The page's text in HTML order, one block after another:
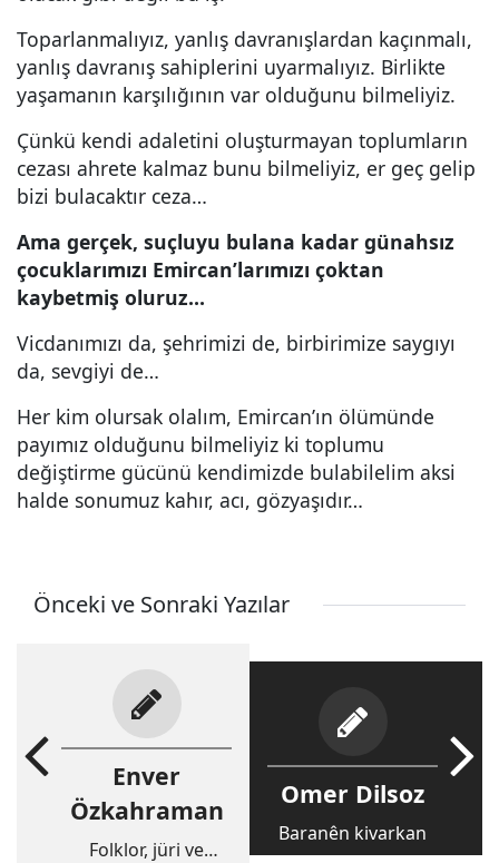
Toparlanmalıyız, yanlış davranışlardan kaçınmalı,
yanlış davranış sahiplerini uyarmalıyız. Birlikte
yaşamanın karşılığının var olduğunu bilmeliyiz.
Çünkü kendi adaletini oluşturmayan toplumların
cezası ahrete kalmaz bunu bilmeliyiz, er geç gelip
bizi bulacaktır ceza…
Ama gerçek, suçluyu bulana kadar günahsız
çocuklarımızı Emircan’larımızı çoktan
kaybetmiş oluruz…
Vicdanımızı da, şehrimizi de, birbirimize saygıyı
da, sevgiyi de…
Her kim olursak olalım, Emircan’ın ölümünde
payımız olduğunu bilmeliyiz ki toplumu
değiştirme gücünü kendimizde bulabilelim aksi
halde sonumuz kahır, acı, gözyaşıdır…
Önceki ve Sonraki Yazılar
Enver
Özkahraman
Folklor, jüri ve
Omer Dilsoz
Baranên kivarkan